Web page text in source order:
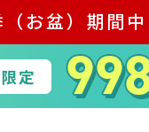
（お盆）期間